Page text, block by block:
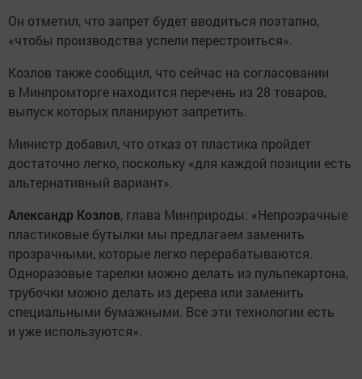
Он отметил, что запрет будет вводиться поэтапно,
«чтобы производства успели перестроиться».
Козлов также сообщил, что сейчас на согласовании
в Минпромторге находится перечень из 28 товаров,
выпуск которых планируют запретить.
Министр добавил, что отказ от пластика пройдет
достаточно легко, поскольку «для каждой позиции есть
альтернативный вариант».
Александр Козлов, глава Минприроды: «Непрозрачные
пластиковые бутылки мы предлагаем заменить
прозрачными, которые легко перерабатываются.
Одноразовые тарелки можно делать из пульпекартона,
трубочки можно делать из дерева или заменить
специальными бумажными. Все эти технологии есть
и уже используются».